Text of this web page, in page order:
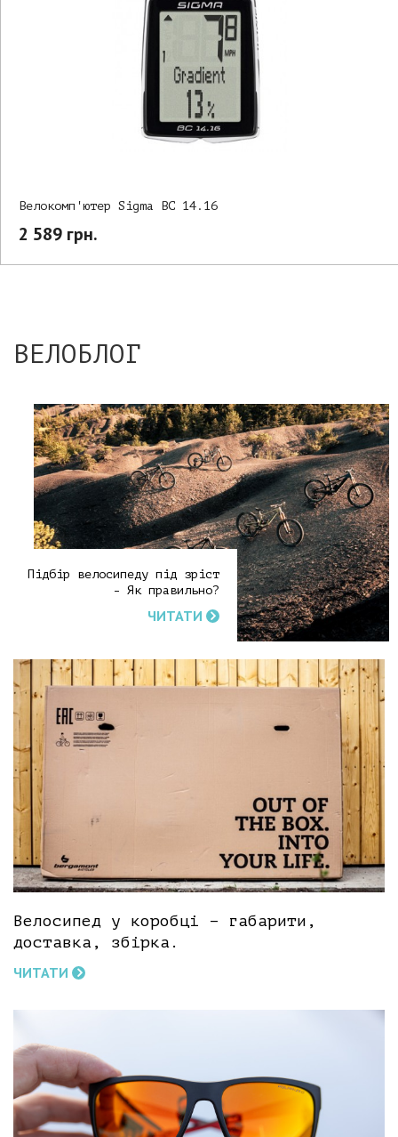
Велокомп'ютер Sigma BC 14.16
2 589 грн.
ВЕЛОБЛОГ
Підбір велосипеду під зріст
- Як правильно?
ЧИТАТИ
Велосипед у коробці – габарити,
доставка, збірка.
ЧИТАТИ